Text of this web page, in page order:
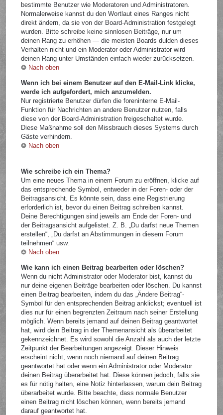
bestimmte Benutzer wie Moderatoren und Administratoren.
Normalerweise kannst du den Wortlaut eines Ranges nicht
direkt ändern, da sie von der Board-Administration festgelegt
wurden. Bitte schreibe keine sinnlosen Beiträge, nur um
deinen Rang zu erhöhen — die meisten Boards dulden dieses
Verhalten nicht und ein Moderator oder Administrator wird
deinen Rang unter Umständen einfach wieder zurücksetzen.
Nach oben
Wenn ich bei einem Benutzer auf den E-Mail-Link klicke,
werde ich aufgefordert, mich anzumelden.
Nur registrierte Benutzer dürfen die foreninterne E-Mail-
Funktion für Nachrichten an andere Benutzer nutzen, falls
diese von der Board-Administration freigeschaltet wurde.
Diese Maßnahme soll den Missbrauch dieses Systems durch
Gäste verhindern.
Nach oben
Wie schreibe ich ein Thema?
Um eine neues Thema in einem Forum zu eröffnen, klicke auf
das entsprechende Symbol, entweder in der Foren- oder der
Beitragsansicht. Es könnte sein, dass eine Registrierung
erforderlich ist, bevor du einen Beitrag schreiben kannst.
Deine Berechtigungen sind jeweils am Ende der Foren- und
der Beitragsansicht aufgelistet. Z. B. „Du darfst neue Themen
erstellen“, „Du darfst an Abstimmungen in diesem Forum
teilnehmen“ usw.
Nach oben
Wie kann ich einen Beitrag bearbeiten oder löschen?
Wenn du nicht Administrator oder Moderator bist, kannst du
nur deine eigenen Beiträge bearbeiten oder löschen. Du kannst
einen Beitrag bearbeiten, indem du das „Ändere Beitrag“-
Symbol für den entsprechenden Beitrag anklickst; eventuell ist
dies nur für einen begrenzten Zeitraum nach seiner Erstellung
möglich. Wenn bereits jemand auf deinen Beitrag geantwortet
hat, wird dein Beitrag in der Themenansicht als überarbeitet
gekennzeichnet. Es wird sowohl die Anzahl als auch der letzte
Zeitpunkt der Bearbeitungen angezeigt. Dieser Hinweis
erscheint nicht, wenn noch niemand auf deinen Beitrag
geantwortet hat oder wenn ein Administrator oder Moderator
deinen Beitrag überarbeitet hat. Diese können jedoch, falls sie
es für nötig halten, eine Notiz hinterlassen, warum dein Beitrag
überarbeitet wurde. Bitte beachte, dass normale Benutzer
einen Beitrag nicht löschen können, wenn bereits jemand
darauf geantwortet hat.